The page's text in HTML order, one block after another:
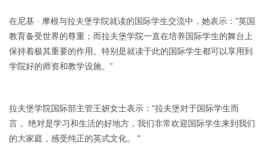
在尼基 · 摩根与拉夫堡学院就读的国际学生交流中，她表示： ”英国
教育备受世界的尊重；而拉夫堡学院一直在培养国际学生的舞台上
保持着极其重要的作用。特别是就读于此的国际学生都可以享用到
学院好的师资和教学设施。 ”
拉夫堡学院国际部主管王妍女士表示： "拉夫堡对于国际学生而
言，
绝对是学习和生活的好地方，我们非常欢迎国际学生来到我们
的大家庭，感受纯正的英式文化。
"